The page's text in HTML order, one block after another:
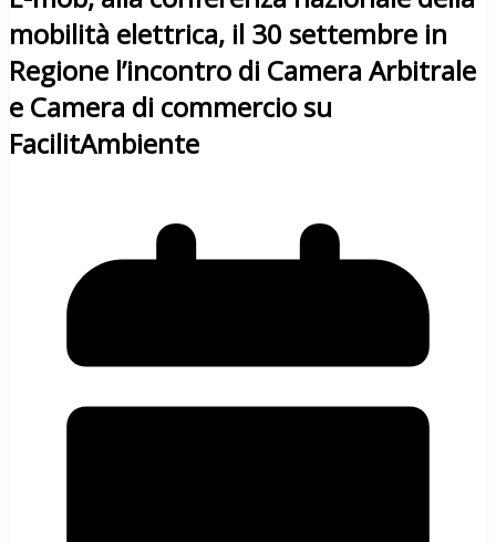
mobilità elettrica, il 30 settembre in
Regione l’incontro di Camera Arbitrale
e Camera di commercio su
FacilitAmbiente